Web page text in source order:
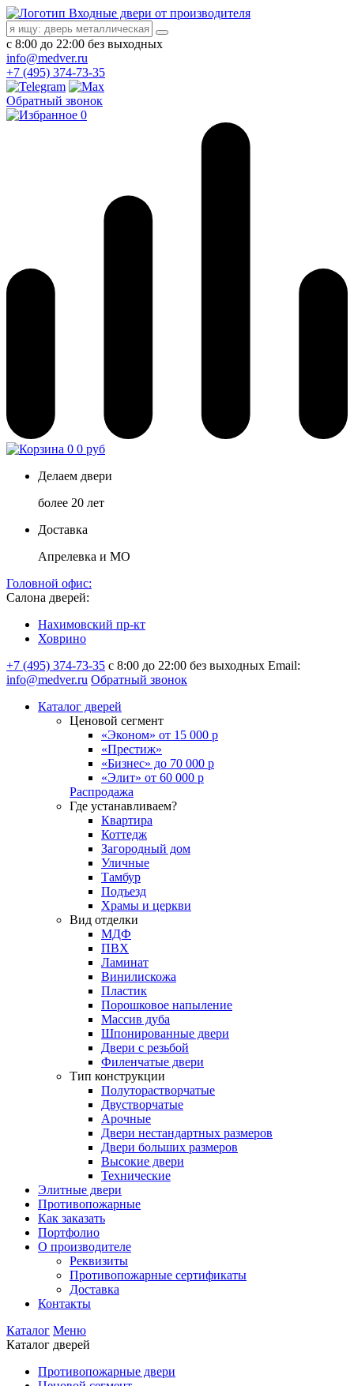
Входные двери от производителя
с 8:00 до 22:00 без выходных
info@medver.ru
+7 (495) 374-73-35
Обратный звонок
0
0 0 руб
Делаем двери
более 20 лет
Доставка
Апрелевка и МО
Головной офис:
Салона дверей:
Нахимовский пр-кт
Ховрино
+7 (495) 374-73-35 с 8:00 до 22:00 без выходных Email:
info@medver.ru Обратный звонок
Каталог дверей
Ценовой сегмент
«Эконом» от 15 000 р
«Престиж»
«Бизнес» до 70 000 р
«Элит» от 60 000 р
Распродажа
Где устанавливаем?
Квартира
Коттедж
Загородный дом
Уличные
Тамбур
Подъезд
Храмы и церкви
Вид отделки
МДФ
ПВХ
Ламинат
Винилискожа
Пластик
Порошковое напыление
Массив дуба
Шпонированные двери
Двери с резьбой
Филенчатые двери
Тип конструкции
Полуторастворчатые
Двустворчатые
Арочные
Двери нестандартных размеров
Двери больших размеров
Высокие двери
Технические
Элитные двери
Противопожарные
Как заказать
Портфолио
О производителе
Реквизиты
Противопожарные сертификаты
Доставка
Контакты
Каталог Меню
Каталог дверей
Противопожарные двери